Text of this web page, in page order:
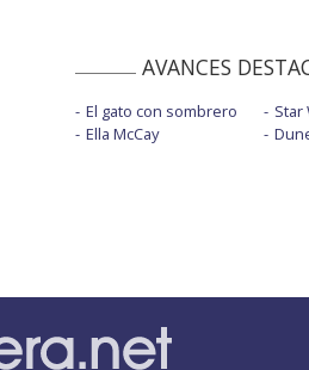
AVANCES
El gato con sombrero
Ella McCay
Star